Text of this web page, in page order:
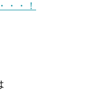
・・！